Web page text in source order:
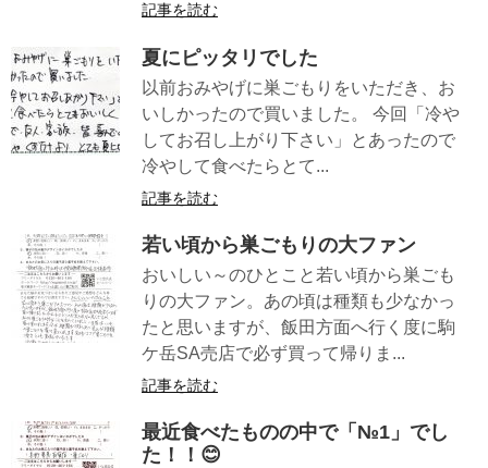
記事を読む
夏にピッタリでした
以前おみやげに巣ごもりをいただき、お
いしかったので買いました。 今回「冷や
してお召し上がり下さい」とあったので
冷やして食べたらとて...
記事を読む
若い頃から巣ごもりの大ファン
おいしい～のひとこと若い頃から巣ごも
りの大ファン。あの頃は種類も少なかっ
たと思いますが、飯田方面へ行く度に駒
ケ岳SA売店で必ず買って帰りま...
記事を読む
最近食べたものの中で「№1」でし
た！！😊